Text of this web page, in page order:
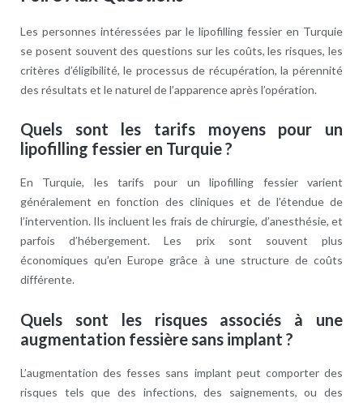
Les personnes intéressées par le lipofilling fessier en Turquie
se posent souvent des questions sur les coûts, les risques, les
critères d’éligibilité, le processus de récupération, la pérennité
des résultats et le naturel de l’apparence après l’opération.
Quels sont les tarifs moyens pour un
lipofilling fessier en Turquie ?
En Turquie, les tarifs pour un lipofilling fessier varient
généralement en fonction des cliniques et de l’étendue de
l’intervention. Ils incluent les frais de chirurgie, d’anesthésie, et
parfois d’hébergement. Les prix sont souvent plus
économiques qu’en Europe grâce à une structure de coûts
différente.
Quels sont les risques associés à une
augmentation fessière sans implant ?
L’augmentation des fesses sans implant peut comporter des
risques tels que des infections, des saignements, ou des